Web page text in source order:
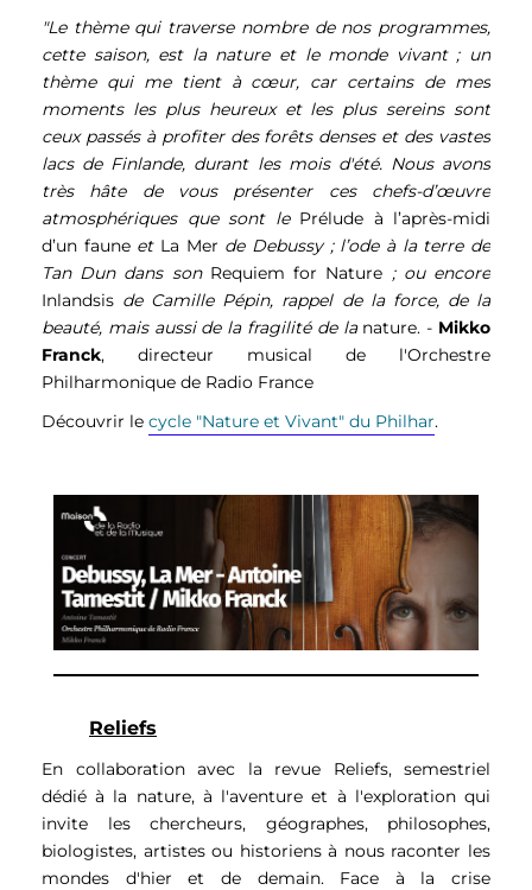
"Le thème qui traverse nombre de nos programmes,
cette saison, est la nature et le monde vivant ; un
thème qui me tient à cœur, car certains de mes
moments les plus heureux et les plus sereins sont
ceux passés à profiter des forêts denses et des vastes
lacs de Finlande, durant les mois d'été. Nous avons
très hâte de vous présenter ces chefs-d’œuvre
atmosphériques que sont le Prélude à l’après-midi
d’un fauneet La Mer de Debussy ; l’ode à la terre de
Tan Dun dans son Requiem for Nature ; ou encore
Inlandsis de Camille Pépin, rappel de la force, de la
beauté, mais aussi de la fragilité de lanature. - Mikko
Franck, directeur musical de l'Orchestre
Philharmonique de Radio France
Découvrir le cycle "Nature et Vivant" du Philhar.
Reliefs
En collaboration avec la revue Reliefs, semestriel
dédié à la nature, à l'aventure et à l'exploration qui
invite les chercheurs, géographes, philosophes,
biologistes, artistes ou historiens à nous raconter les
mondes d'hier et de demain. Face à la crise